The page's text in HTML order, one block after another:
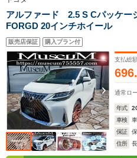
アルファード 2.5 S Cパッケ
FORGD 20インチホイール
販売店保証 購入プラン付
支払総額
696.
通常ロ
年式
車検
保証
住所